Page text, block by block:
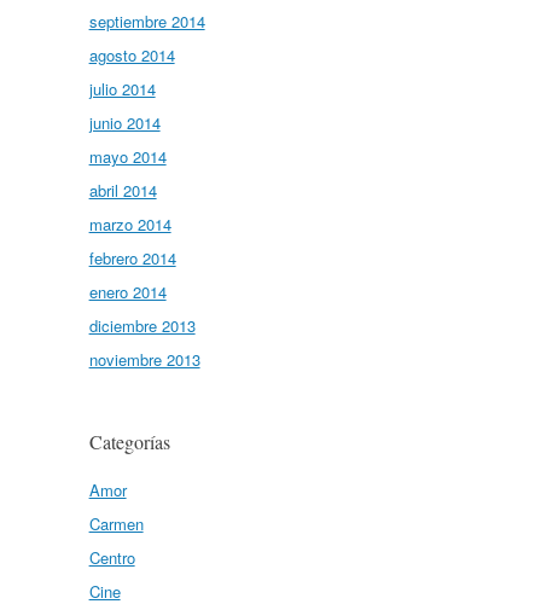
septiembre 2014
agosto 2014
julio 2014
junio 2014
mayo 2014
abril 2014
marzo 2014
febrero 2014
enero 2014
diciembre 2013
noviembre 2013
Categorías
Amor
Carmen
Centro
Cine